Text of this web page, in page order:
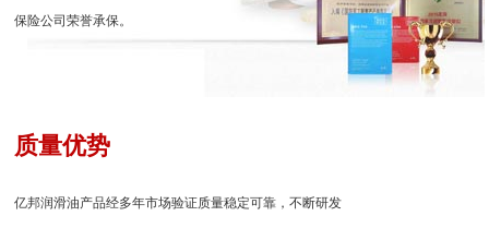
保险公司荣誉承保。
质量优势
亿邦润滑油产品经多年市场验证质量稳定可靠，不断研发